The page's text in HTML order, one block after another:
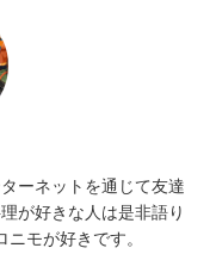
ーネットを通じて友達
が好きな人は是非語り
モが好きです。